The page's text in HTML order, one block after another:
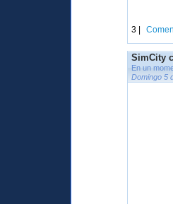
3 |
SimCity
En un
Domingo 5